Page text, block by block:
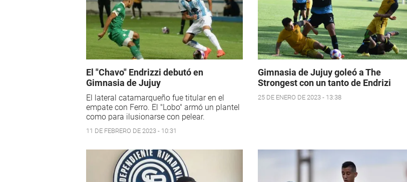
El "Chavo" Endrizzi debutó en
Gimnasia de Jujuy
El lateral catamarqueño fue titular en el
empate con Ferro. El "Lobo" armó un plantel
como para ilusionarse con pelear.
11 DE FEBRERO DE 2023 - 10:31
Gimnasia de Jujuy goleó a The
Strongest con un tanto de Endrizi
25 DE ENERO DE 2023 - 13:38